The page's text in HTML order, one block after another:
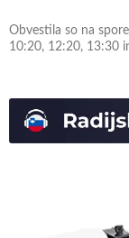
Obvestila so na
10:20, 12:20, 13:30